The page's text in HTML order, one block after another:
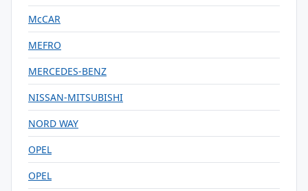
McCAR
MEFRO
MERCEDES-BENZ
NISSAN-MITSUBISHI
NORD WAY
OPEL
OPEL